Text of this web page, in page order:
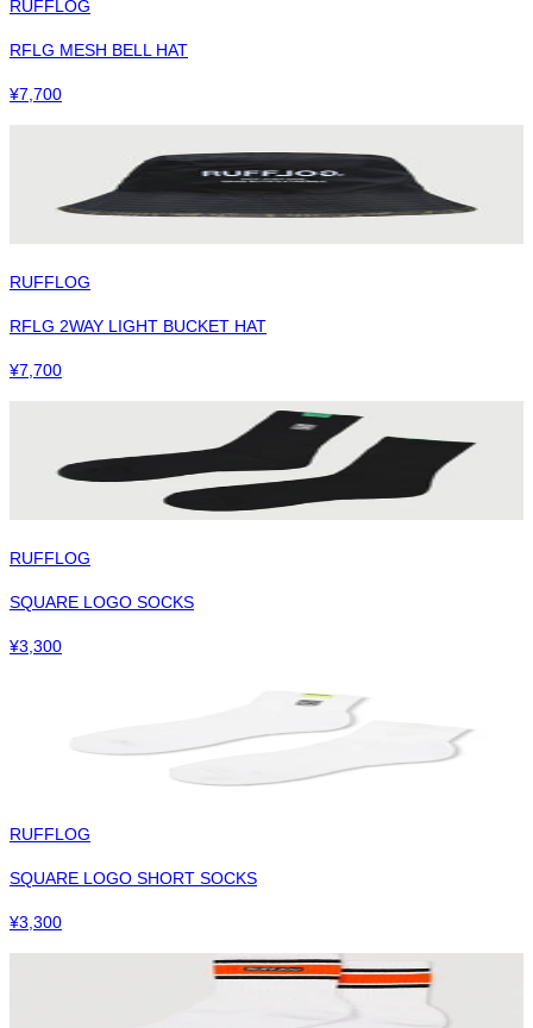
RUFFLOG
RFLG MESH BELL HAT
¥7,700
RUFFLOG
RFLG 2WAY LIGHT BUCKET HAT
¥7,700
RUFFLOG
SQUARE LOGO SOCKS
¥3,300
RUFFLOG
SQUARE LOGO SHORT SOCKS
¥3,300